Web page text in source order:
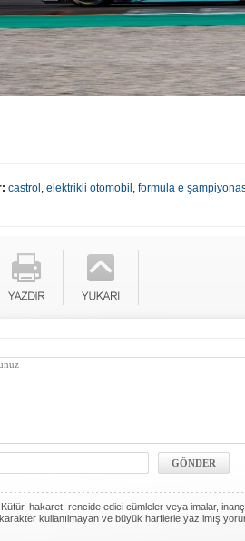
castrol , elektrikli otomobil , formula e
Küfür, hakaret, rencide edici cümleler veya imalar,
kullanılmayan ve büyük harflerle yazılmış